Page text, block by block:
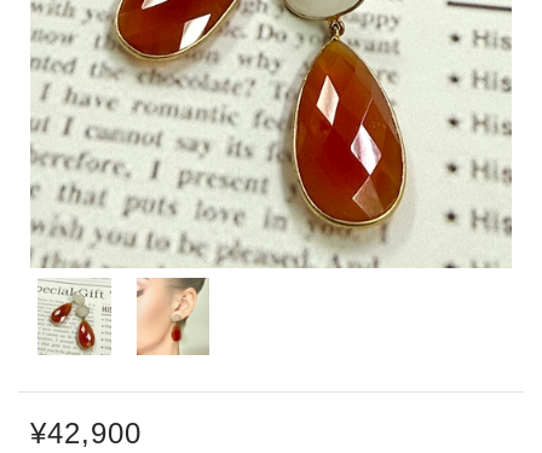
¥42,900